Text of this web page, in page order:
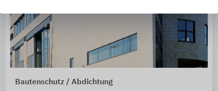
Bautenschutz / Abdichtung